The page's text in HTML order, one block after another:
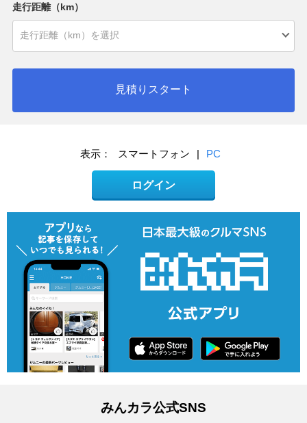
走行距離（km）
見積りスタート
表示： スマートフォン | PC
ログイン
みんカラ公式SNS